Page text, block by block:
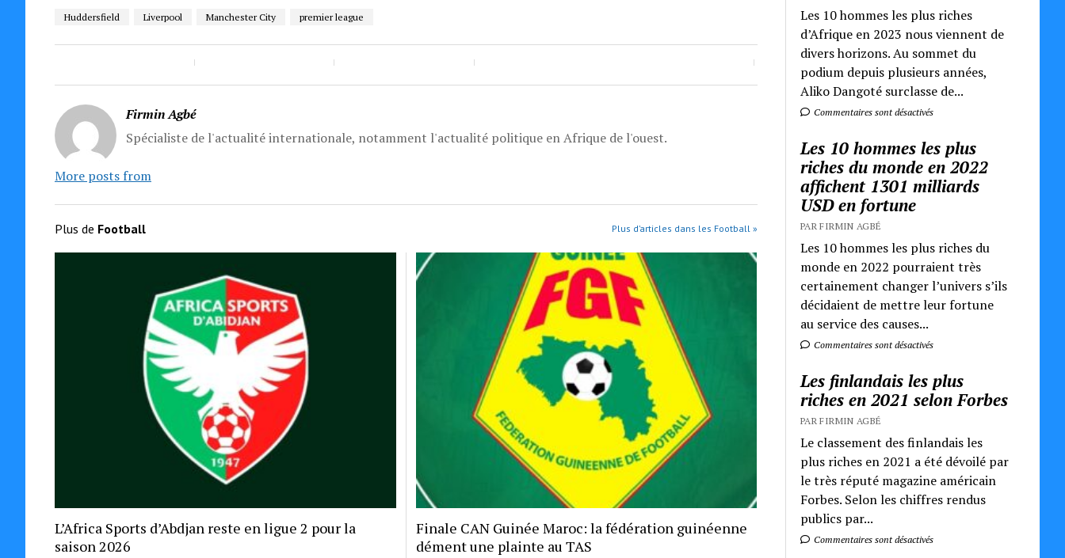
Huddersfield Liverpool Manchester City premier league
Firmin Agbé
Spécialiste de l'actualité internationale, notamment l'actualité politique en Afrique de l'ouest.
More posts from
Plus de Football Plus d’articles dans les Football »
L’Africa Sports d’Abdjan reste en ligue 2 pour la
saison 2026
Finale CAN Guinée Maroc: la fédération guinéenne
dément une plainte au TAS
Les 10 hommes les plus riches
d’Afrique en 2023 nous viennent de
divers horizons. Au sommet du
podium depuis plusieurs années,
Aliko Dangoté surclasse de...
Commentaires sont désactivés
Les 10 hommes les plus
riches du monde en 2022
affichent 1301 milliards
USD en fortune
PAR FIRMIN AGBÉ
Les 10 hommes les plus riches du
monde en 2022 pourraient très
certainement changer l’univers s’ils
décidaient de mettre leur fortune
au service des causes...
Commentaires sont désactivés
Les finlandais les plus
riches en 2021 selon Forbes
PAR FIRMIN AGBÉ
Le classement des finlandais les
plus riches en 2021 a été dévoilé par
le très réputé magazine américain
Forbes. Selon les chiffres rendus
publics par...
Commentaires sont désactivés